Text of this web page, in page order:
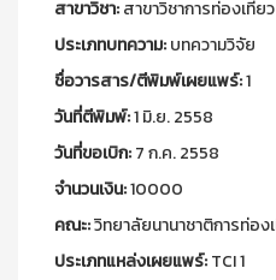
สาขาวิชา:สาขาวิชาการท่องเที่ยว
ประเภทบทความ:บทความวิจัย
ชื่อวารสาร/ตีพิมพ์เผยแพร์:1
วันที่ตีพิมพ์:1 มิ.ย. 2558
วันที่ขอเบิก:7 ก.ค. 2558
จำนวนเงิน:10000
คณะ:วิทยาลัยนานาชาติการท่อง
ประเภทแหล่งเผยแพร์:TCI 1